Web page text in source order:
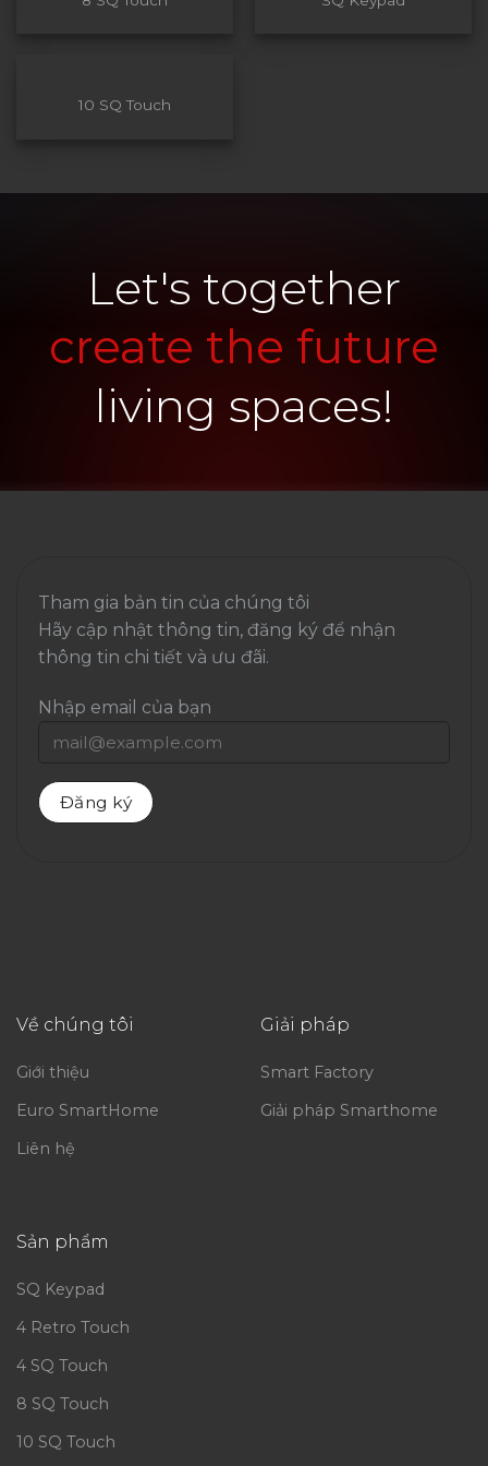
10 SQ Touch
Let's together
create the future
living spaces!
Tham gia bản tin của chúng tôi
Hãy cập nhật thông tin, đăng ký để nhận
thông tin chi tiết và ưu đãi.
Nhập email của bạn
Về chúng tôi
Giới thiệu
Euro SmartHome
Liên hệ
Giải pháp
Smart Factory
Giải pháp Smarthome
Sản phẩm
SQ Keypad
4 Retro Touch
4 SQ Touch
8 SQ Touch
10 SQ Touch